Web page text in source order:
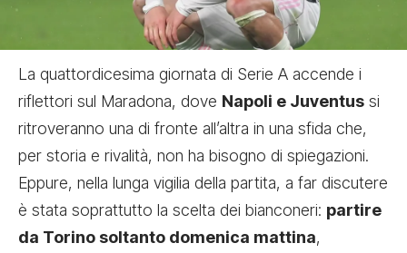
La quattordicesima giornata di Serie A accende i
riflettori sul Maradona, dove Napoli e Juventus si
ritroveranno una di fronte all’altra in una sfida che,
per storia e rivalità, non ha bisogno di spiegazioni.
Eppure, nella lunga vigilia della partita, a far discutere
è stata soprattutto la scelta dei bianconeri: partire
da Torino soltanto domenica mattina,